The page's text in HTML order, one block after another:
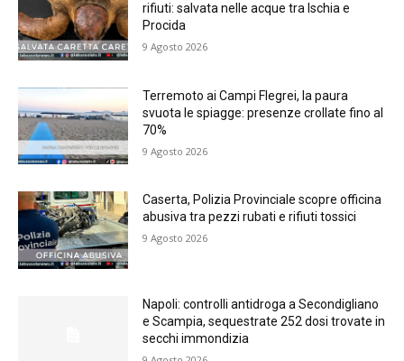
rifiuti: salvata nelle acque tra Ischia e
Procida
9 Agosto 2026
Terremoto ai Campi Flegrei, la paura
svuota le spiagge: presenze crollate fino al
70%
9 Agosto 2026
Caserta, Polizia Provinciale scopre officina
abusiva tra pezzi rubati e rifiuti tossici
9 Agosto 2026
Napoli: controlli antidroga a Secondigliano
e Scampia, sequestrate 252 dosi trovate in
secchi immondizia